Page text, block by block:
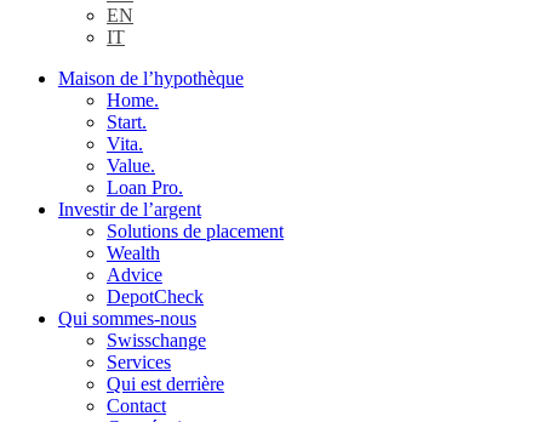
EN
IT
Maison de l’hypothèque
Home.
Start.
Vita.
Value.
Loan Pro.
Investir de l’argent
Solutions de placement
Wealth
Advice
DepotCheck
Qui sommes-nous
Swisschange
Services
Qui est derrière
Contact